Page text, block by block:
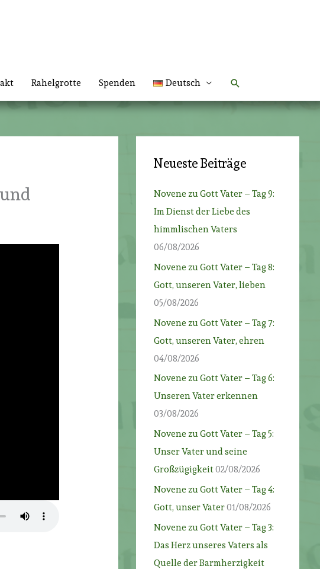
Rahelgrotte Spenden Deutsch Suchen
Neueste Beiträge
Novene zu Gott Vater – Tag 9:
Im Dienst der Liebe des
himmlischen Vaters
06/08/2026
Novene zu Gott Vater – Tag 8:
Gott, unseren Vater, lieben
05/08/2026
Novene zu Gott Vater – Tag 7:
Gott, unseren Vater, ehren
04/08/2026
Novene zu Gott Vater – Tag 6:
Unseren Vater erkennen
03/08/2026
Novene zu Gott Vater – Tag 5:
Unser Vater und seine
Großzügigkeit02/08/2026
Novene zu Gott Vater – Tag 4:
Gott, unser Vater01/08/2026
Novene zu Gott Vater – Tag 3:
Das Herz unseres Vaters als
Quelle der Barmherzigkeit